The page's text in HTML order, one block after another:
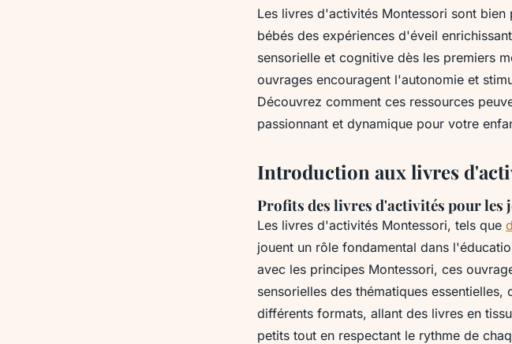
Livres d'activités montessori
exploration pour bébés
Les livres d'activités Montessori sont
bébés des expériences d'éveil
sensorielle et cognitive dès les premiers
ouvrages encouragent l'autonomie et
Découvrez comment ces ressources
passionnant et dynamique pour votre
Introduction aux livres
Profits des livres d'activités pour les
Les livres d'activités Montessori, tels que
jouent un rôle fondamental dans
avec les principes Montessori, ces
sensorielles des thématiques
différents formats, allant des livres en
petits tout en respectant le rythme de